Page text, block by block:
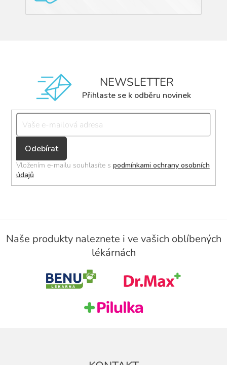
NEWSLETTER
Přihlaste se k odběru novinek
Přihlásit
se
Vložením e-mailu souhlasíte s podmínkami ochrany osobních
údajů
Z
Naše produkty naleznete i ve vašich oblíbených
lékárnách